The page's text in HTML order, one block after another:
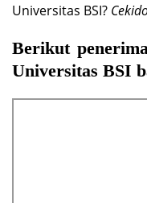
Universitas BSI?
Berikut
Universitas BSI